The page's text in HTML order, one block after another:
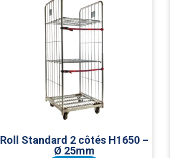
Roll Standard 2 côtés H1650 –
Ø 25mm